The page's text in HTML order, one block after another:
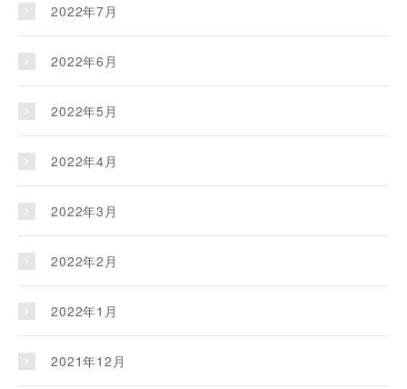
2022年7月
2022年6月
2022年5月
2022年4月
2022年3月
2022年2月
2022年1月
2021年12月